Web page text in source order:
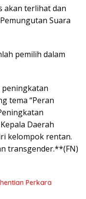
akan terlihat dan
Suara
pemilih dalam
peningkatan
tema “Peran
Daerah
kelompok rentan.
transgender.**(FN)
Perkara